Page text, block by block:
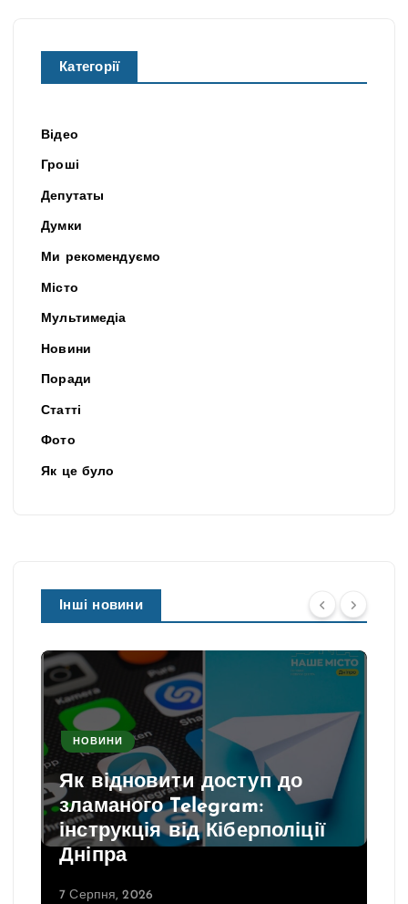
Категорії
Відео
Гроші
Депутаты
Думки
Ми рекомендуємо
Місто
Мультимедіа
Новини
Поради
Статті
Фото
Як це було
Інші новини
НОВИНИ
Як відновити доступ до
зламаного Telegram:
інструкція від Кіберполіції
Дніпра
7 Серпня, 2026